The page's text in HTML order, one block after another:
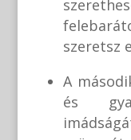
szeretsz
A
és